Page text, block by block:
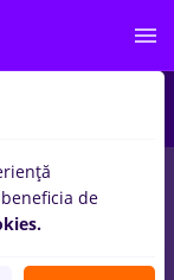
inCluj-Napoca
/ Sanatate
de